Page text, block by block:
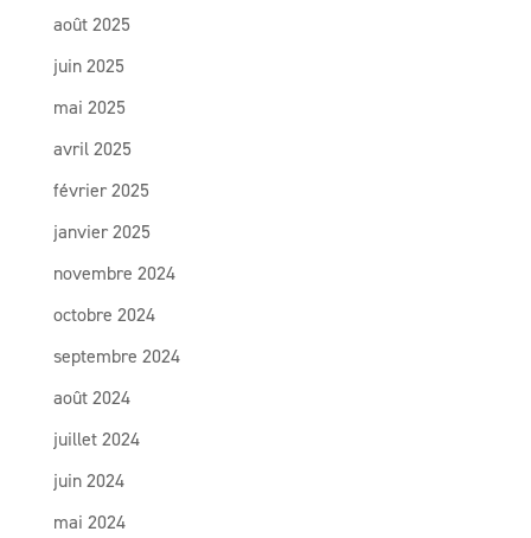
août 2025
juin 2025
mai 2025
avril 2025
février 2025
janvier 2025
novembre 2024
octobre 2024
septembre 2024
août 2024
juillet 2024
juin 2024
mai 2024